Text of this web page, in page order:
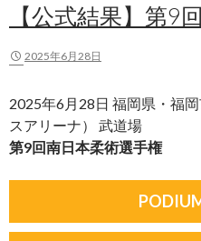
【公式結果】第9
2025年6月28日
2025年6月28日 福岡県・福
スアリーナ） 武道場
第9回南日本柔術選手権